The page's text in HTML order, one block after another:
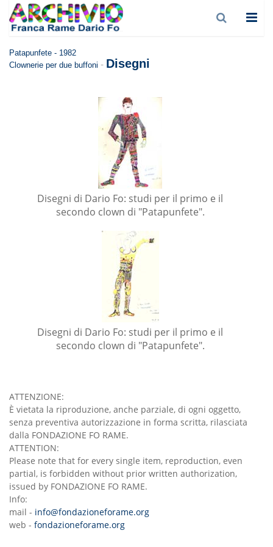
Patapunfete - 1982
Clownerie per due buffoni - Disegni
Disegni di Dario Fo: studi per il primo e il
secondo clown di "Patapunfete".
Disegni di Dario Fo: studi per il primo e il
secondo clown di "Patapunfete".
ATTENZIONE:
È vietata la riproduzione, anche parziale, di ogni oggetto,
senza preventiva autorizzazione in forma scritta, rilasciata
dalla FONDAZIONE FO RAME.
ATTENTION:
Please note that for every single item, reproduction, even
partial, is forbidden without prior written authorization,
issued by FONDAZIONE FO RAME.
Info:
mail - info@fondazioneforame.org
web - fondazioneforame.org